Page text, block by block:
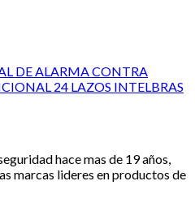
DE ALARMA CONTRA
24 LAZOS INTELBRAS
hace mas de 19 años,
marcas lideres en productos de